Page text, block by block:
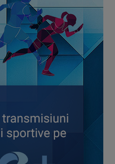
de privatizare parțială a